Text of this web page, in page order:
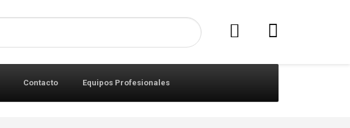
Contacto Equipos Profesionales